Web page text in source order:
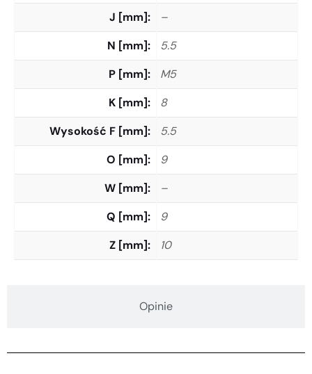
Opinie
J [mm]
–
N [mm]
5.5
P [mm]
M5
K [mm]
8
Wysokość F [mm]
5.5
O [mm]
9
W [mm]
–
Q [mm]
9
Z [mm]
10